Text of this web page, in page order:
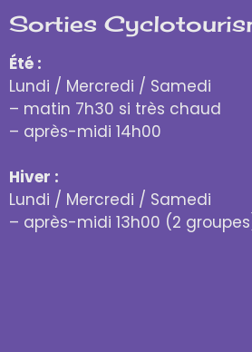
Sorties
Été :
Lundi / Mercredi / Samedi
– matin 7h30 si très chaud
– après-midi 14h00
Hiver :
Lundi / Mercredi / Samedi
– après-midi 13h00 (2